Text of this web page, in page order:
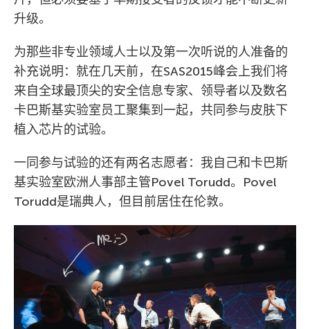
升级。
为那些非专业领域人士以及第一次听说的人准备的
补充说明：就在几天前，在SAS2015峰会上我们将
来自全球最顶尖的安全信息专家、领导者以及数名
卡巴斯基实验室员工聚集到一起，共同参与皮肤下
植入芯片的试验。
一同参与试验的还有两名志愿者：我自己和卡巴斯
基实验室欧洲人事部主管Povel Torudd。Povel
Torudd是瑞典人，但目前居住在伦敦。